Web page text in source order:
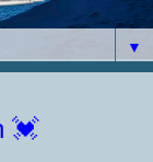
▼
💓